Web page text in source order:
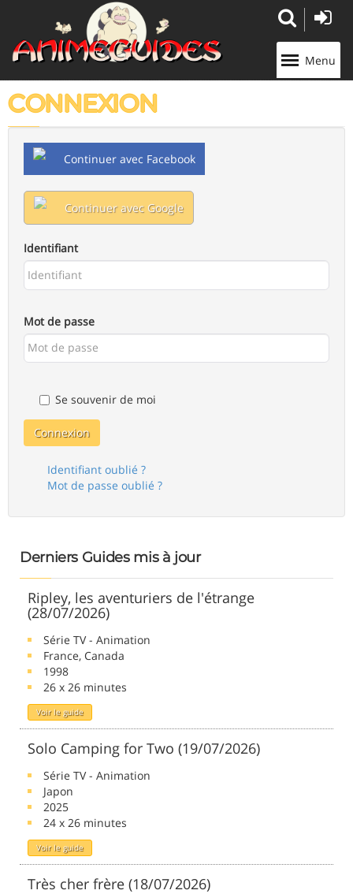
Menu
CONNEXION
Continuer avec Facebook
Continuer avec Google
Identifiant
Mot de passe
Se souvenir de moi
Connexion
Identifiant oublié ?
Mot de passe oublié ?
Derniers Guides mis à jour
Ripley, les aventuriers de l'étrange
(28/07/2026)
Série TV - Animation
France, Canada
1998
26 x 26 minutes
Voir le guide
Solo Camping for Two (19/07/2026)
Série TV - Animation
Japon
2025
24 x 26 minutes
Voir le guide
Très cher frère (18/07/2026)
Panneau de gestion des cookies